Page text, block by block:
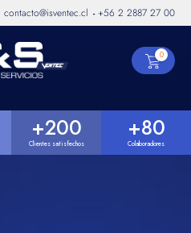
contacto@isventec.cl - +56 2 2887 27 00
0
Clientes satisfechos
+200
Colaboradores
+80